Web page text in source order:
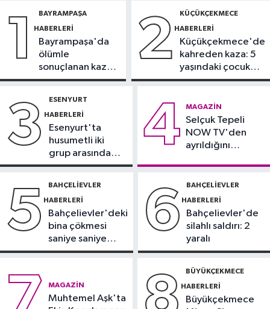
Güncel
otobüsü İETT otobüsüne çarptı
Avcılar Haberleri
kazaya neden oldu
Deresi'nde batık tekneler
karabatakların yuvası oldu
1 BAYRAMPAŞA
HABERLERI
Bayrampaşa'da
ölümle
sonuçlanan kaza:
Sürücü
2 KÜÇÜKÇEKMECE
HABERLERI
Küçükçekmece'de
kahreden kaza: 5
yaşındaki çocuk
yoğun bakımda
3 ESENYURT
HABERLERI
Esenyurt'ta
husumetli iki
grup arasında
silahlı kavga
4 MAGAZIN
Selçuk Tepeli
NOW TV'den
ayrıldığını
5 BAHÇELIEVLER
HABERLERI
Bahçelievler'deki
bina çökmesi
saniye saniye
görüntülendi
6 BAHÇELIEVLER
HABERLERI
Bahçelievler'de
silahlı saldırı: 2
yaralı
MAGAZIN
Muhtemel Aşk'ta
BÜYÜKÇEKMECE
HABERLERI
Büyükçekmece